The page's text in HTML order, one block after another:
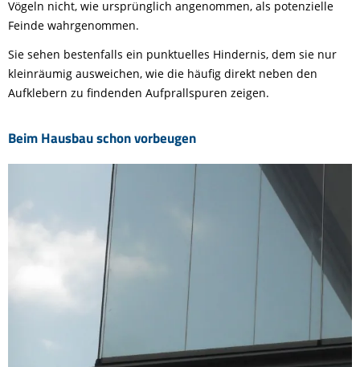
Vögeln nicht, wie ursprünglich angenommen, als potenzielle
Feinde wahrgenommen.
Sie sehen bestenfalls ein punktuelles Hindernis, dem sie nur
kleinräumig ausweichen, wie die häufig direkt neben den
Aufklebern zu findenden Aufprallspuren zeigen.
Beim Hausbau schon vorbeugen